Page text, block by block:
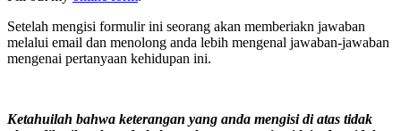
Setelah mengisi formulir ini seorang akan memberiakn jawaban
melalui email dan menolong anda lebih mengenal jawaban-jawaban
mengenai pertanyaan kehidupan ini.
Ketahuilah bahwa keterangan yang anda mengisi di atas tidak